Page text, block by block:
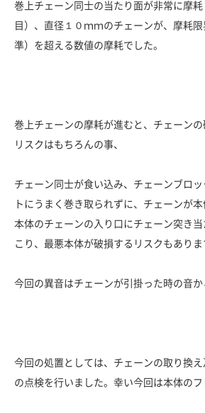
巻上チェーン同士の当たり面が非常に摩
目）、直径１０ｍｍのチェーンが、摩耗
準）を超える数値の摩耗でした。
巻上チェーンの摩耗が進むと、チェーン
リスクはもちろんの事、
チェーン同士が食い込み、チェーンブロ
トにうまく巻き取られずに、チェーンが本
本体のチェーンの入り口にチェーン突き
こり、最悪本体が破損するリスクもありま
今回の異音はチェーンが引掛った時の音か
今回の処置としては、チェーンの取り換
の点検を行いました。幸い今回は本体のフ